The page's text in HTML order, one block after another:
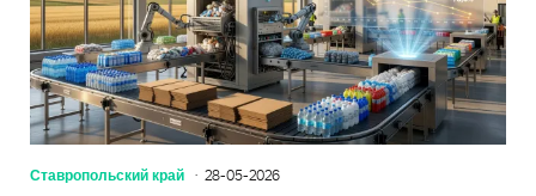
Ставропольский край 28-05-2026